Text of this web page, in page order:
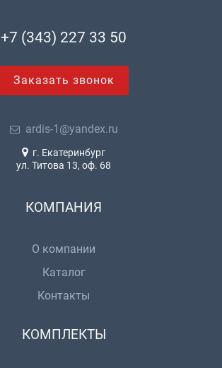
+7 (343) 227 33 50
Заказать звонок
ardis-1@yandex.ru
г. Екатеринбург
ул. Титова 13, оф. 68
КОМПАНИЯ
О компании
Каталог
Контакты
КОМПЛЕКТЫ